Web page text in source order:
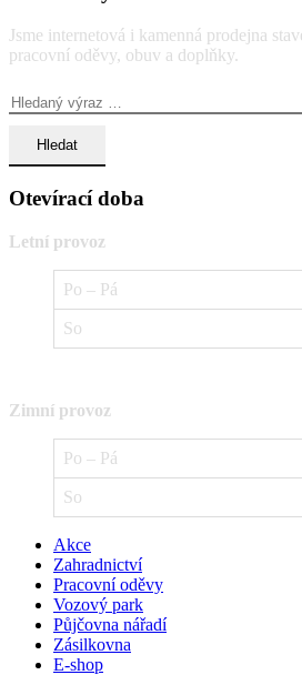
Jsme internetová i kamenná prodejna
pracovní oděvy, obuv a doplňky.
Otevírací doba
Letní provoz
Po – Pá
So
Zimní provoz
Po – Pá
So
Akce
Zahradnictví
Pracovní oděvy
Vozový park
Půjčovna nářadí
Zásilkovna
E-shop